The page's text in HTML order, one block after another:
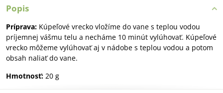
Popis
Príprava: Kúpeľové vrecko vložíme do vane s teplou vodou
príjemnej vášmu telu a necháme 10 minút vylúhovať. Kúpeľové
vrecko môžeme vylúhovať aj v nádobe s teplou vodou a potom
obsah naliať do vane.
Hmotnosť: 20 g